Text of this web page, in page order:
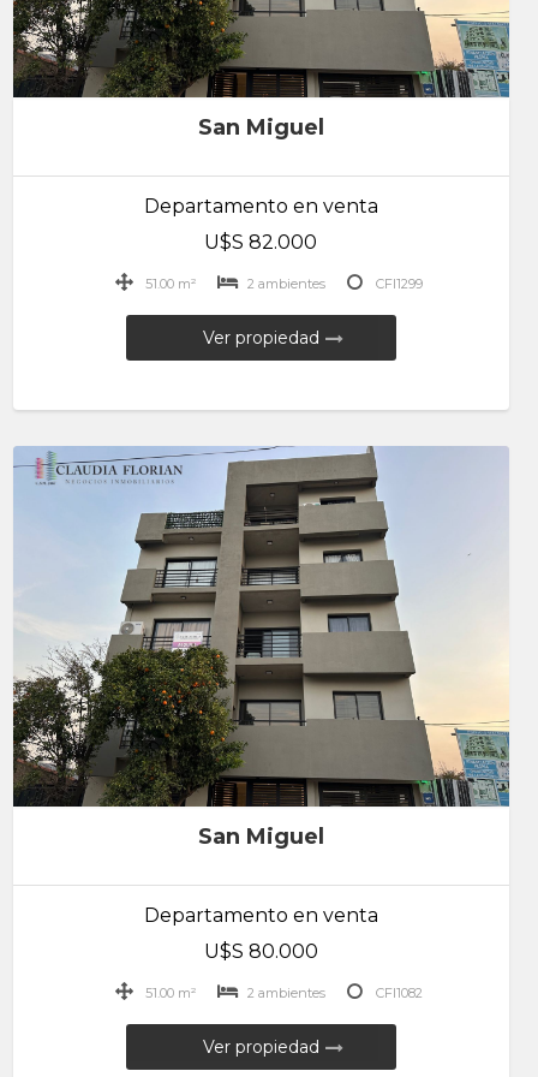
San Miguel
Departamento en venta
U$S 82.000
51.00 m² 2 ambientes CFI1299
Ver propiedad
San Miguel
Departamento en venta
U$S 80.000
51.00 m² 2 ambientes CFI1082
Ver propiedad